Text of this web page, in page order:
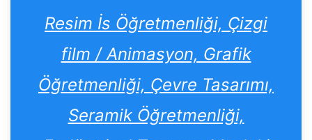
Resim İs Öğretmenliği, Çizgi
film / Animasyon, Grafik
Öğretmenliği, Çevre Tasarımı,
Seramik Öğretmenliği,